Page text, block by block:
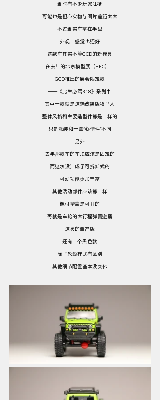
当时有不少玩家吐槽
可能也是担心实物与图片差距太大
不过当实车拿在手里
外观上感觉也还好
这款车其实不算GCD的新模具
在去年的北京模型展（HEC）上
GCD推出的展会限定款
——《此生必驾318》系列中
其中一款就是这辆改装版牧马人
整体风格和主要造型件都是一样的
只是涂装和一些“心情件”不同
另外
去年那款车的车顶应该是固定的
而这次设计成了可拆卸式的
可动功能更加丰富
其他活动部件应该都一样
像引擎盖是可开的
再就是车轮的大行程弹簧避震
这次的量产版
还有一个黑色款
除了轮毂样式有区别
其他细节配置基本没变化